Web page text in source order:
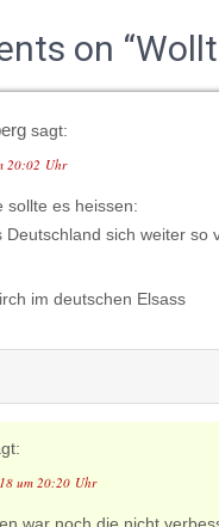
on
sagt:
20:02 Uhr
sollte es heissen:
Deutschland sich weiter so
im deutschen Elsass
um 20:20 Uhr